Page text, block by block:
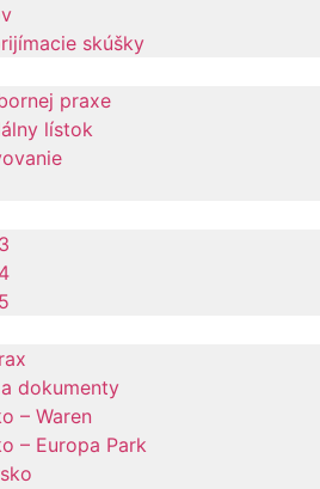
skúšky
praxe
lístok
dokumenty
– Waren
– Europa Park